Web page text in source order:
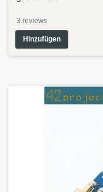
3 reviews
Hinzufügen